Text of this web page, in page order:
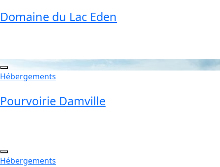
Domaine du Lac Eden
Hébergements
Pourvoirie Damville
Hébergements